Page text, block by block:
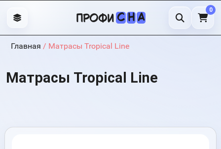
профи С Н А
0
Главная / Матрасы Tropical Line
Матрасы Tropical Line